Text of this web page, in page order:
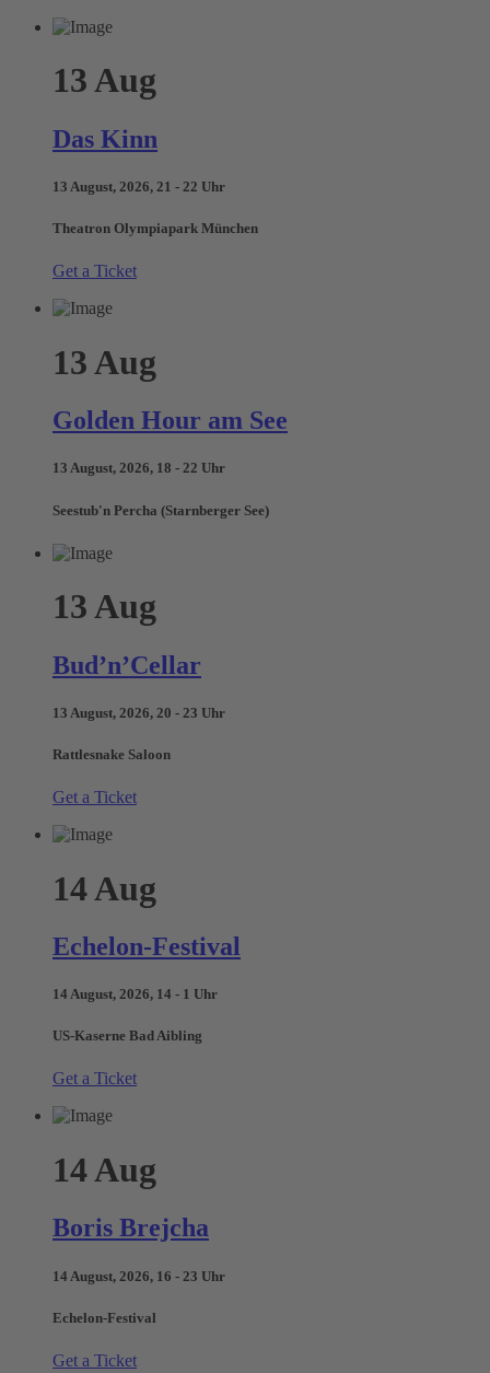
13Aug
Das Kinn
13 August, 2026, 21 - 22 Uhr
Theatron Olympiapark München
Get a Ticket
13 Aug
Golden Hour am See
13 August, 2026, 18 - 22 Uhr
Seestub'n Percha (Starnberger See)
13 Aug
Bud’n’Cellar
13 August, 2026, 20 - 23 Uhr
Rattlesnake Saloon
Get a Ticket
14Aug
Echelon-Festival
14 August, 2026, 14 - 1 Uhr
US-Kaserne Bad Aibling
Get a Ticket
14Aug
Boris Brejcha
14 August, 2026, 16 - 23 Uhr
Echelon-Festival
Get a Ticket